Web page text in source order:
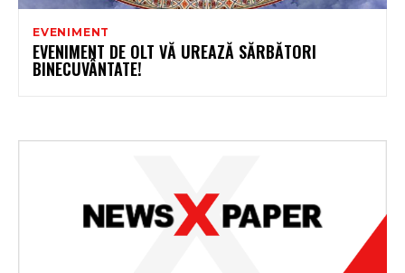
EVENIMENT
EVENIMENT DE OLT VĂ UREAZĂ SĂRBĂTORI
BINECUVÂNTATE!